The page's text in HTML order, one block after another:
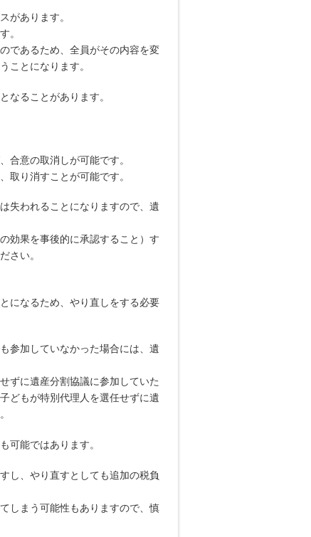
があります。
。
であるため、全員がその内容を変
ことになります。
なることがあります。
合意の取消しが可能です。
取り消すことが可能です。
失われることになりますので、遺
効果を事後的に承認すること）す
さい。
になるため、やり直しをする必要
参加していなかった場合には、遺
ずに遺産分割協議に参加していた
どもが特別代理人を選任せずに遺
可能ではあります。
し、やり直すとしても追加の税負
しまう可能性もありますので、慎